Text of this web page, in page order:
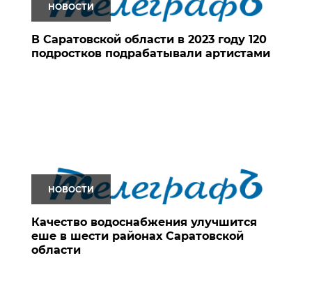
НОВОСТИ
В Саратовской области в 2023 году 120
подростков подрабатывали артистами
НОВОСТИ
Качество водоснабжения улучшится
еше в шести районах Саратовской
области